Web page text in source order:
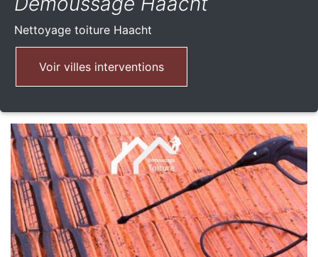
Nettoyage toiture Haacht
Voir villes interventions